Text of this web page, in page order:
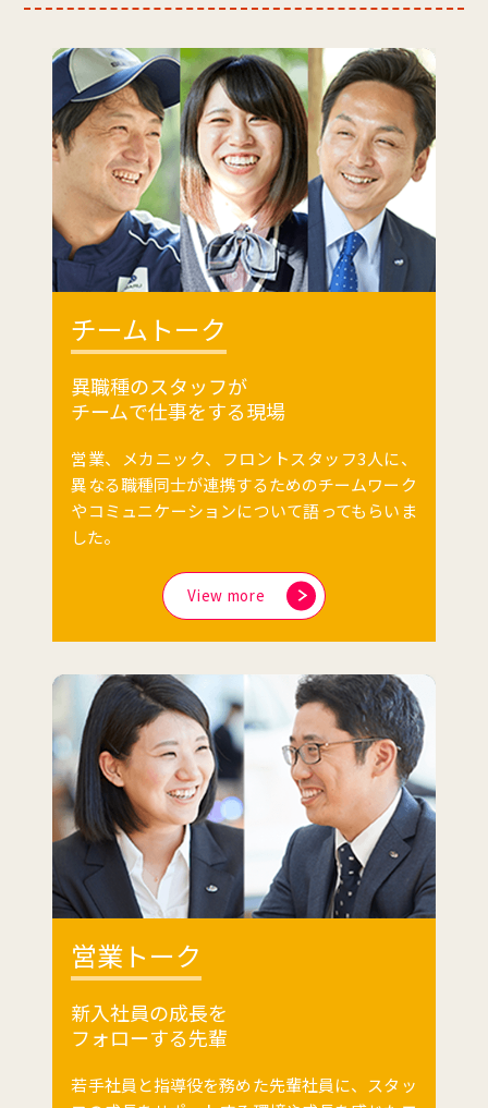
チームトーク
異職種のスタッフが
チームで仕事をする現場
営業、メカニック、フロントスタッフ3人に、
異なる職種同士が連携するためのチームワーク
やコミュニケーションについて語ってもらいま
した。
View more
営業トーク
新入社員の成長を
フォローする先輩
若手社員と指導役を務めた先輩社員に、スタッ